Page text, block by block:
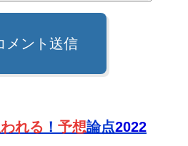
メント送信
れる ！ 予想論点2022